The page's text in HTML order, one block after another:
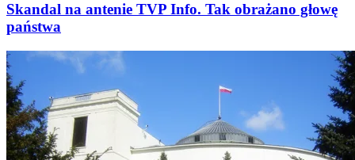
Skandal na antenie TVP Info. Tak obrażano głowę
państwa